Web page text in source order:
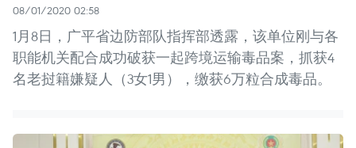
08/01/2020 02:58
1月8日，广平省边防部队指挥部透露，该单位刚与各
职能机关配合成功破获一起跨境运输毒品案，抓获4
名老挝籍嫌疑人（3女1男），缴获6万粒合成毒品。